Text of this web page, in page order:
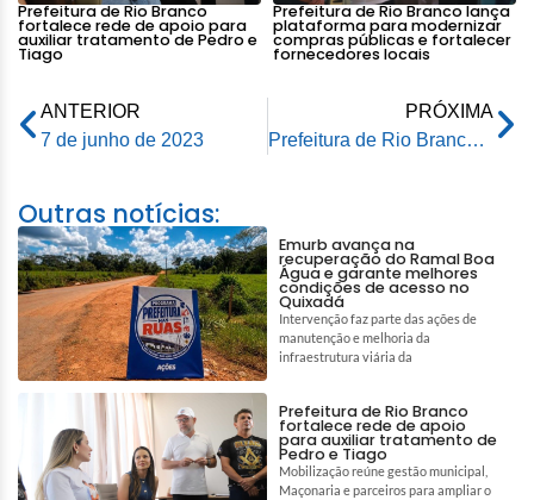
Prefeitura de Rio Branco
fortalece rede de apoio para
auxiliar tratamento de Pedro e
Tiago
Prefeitura de Rio Branco lança
plataforma para modernizar
compras públicas e fortalecer
fornecedores locais
ANTERIOR
7 de junho de 2023
PRÓXIMA
Prefeitura de Rio Branco realiza reunião sobre a execução das ações do planejamento de 2023
Outras notícias:
Emurb avança na
recuperação do Ramal Boa
Água e garante melhores
condições de acesso no
Quixadá
Intervenção faz parte das ações de
manutenção e melhoria da
infraestrutura viária da
Prefeitura de Rio Branco
fortalece rede de apoio
para auxiliar tratamento de
Pedro e Tiago
Mobilização reúne gestão municipal,
Maçonaria e parceiros para ampliar o